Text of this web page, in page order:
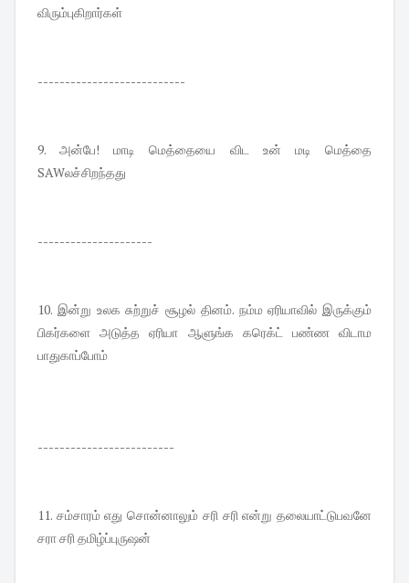
விரும்புகிறார்கள்
---------------------------
9. அன்பே! மாடி மெத்தையை விட உன் மடி மெத்தை
SAWலச்சிறந்தது
---------------------
10. இன்று உலக சுற்றுச் சூழல் தினம். நம்ம ஏரியாவில் இருக்கும்
பிகர்களை அடுத்த ஏரியா ஆளுங்க கரெக்ட் பண்ண விடாம
பாதுகாப்போம்
-------------------------
11. சம்சாரம் எது சொன்னாலும் சரி சரி என்று தலையாட்டுபவனே
சரா சரி தமிழ்ப்புருஷன்